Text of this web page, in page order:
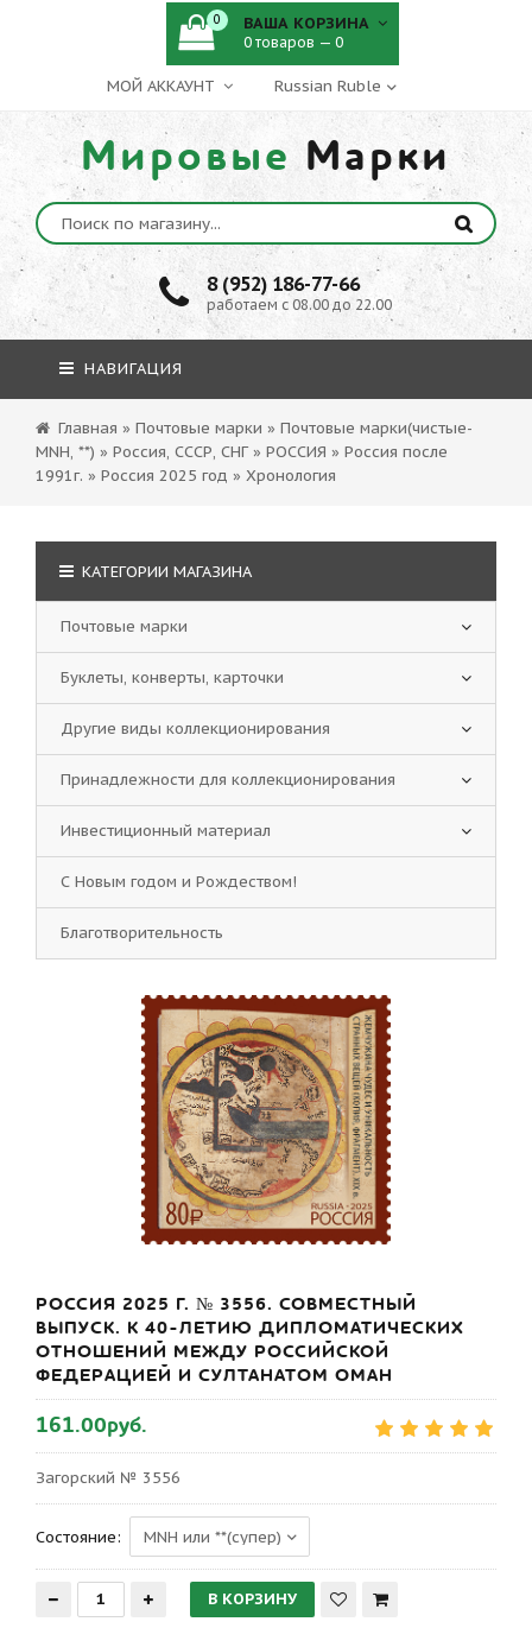
МОЙ АККАУНТ
Мировые Марки
8 (952) 186-77-66
работаем с 08.00 до 22.00
0 ВАША КОРЗИНА
0 товаров — 0
НАВИГАЦИЯ
Главная » Почтовые марки » Почтовые марки(чистые-
MNH, **) » Россия, СССР, СНГ » РОССИЯ » Россия после
1991г. » Россия 2025 год » Хронология
РОССИЯ 2025 Г. № 3556. СОВМЕСТНЫЙ
ВЫПУСК. К 40-ЛЕТИЮ ДИПЛОМАТИЧЕСКИХ
ОТНОШЕНИЙ МЕЖДУ РОССИЙСКОЙ
ФЕДЕРАЦИЕЙ И СУЛТАНАТОМ ОМАН
161.00руб.
Загорский № 3556
Состояние:
КАТЕГОРИИ МАГАЗИНА
Почтовые марки
Буклеты, конверты, карточки
Другие виды коллекционирования
Принадлежности для коллекционирования
Инвестиционный материал
С Новым годом и Рождеством!
Благотворительность